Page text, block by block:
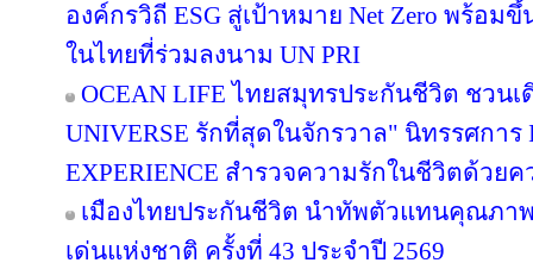
องค์กรวิถี ESG สู่เป้าหมาย Net Zero พร้อ
ในไทยที่ร่วมลงนาม UN PRI
OCEAN LIFE ไทยสมุทรประกันชีวิต ชวนเ
UNIVERSE รักที่สุดในจักรวาล" นิทรรศการ
EXPERIENCE สำรวจความรักในชีวิตด้วย
เมืองไทยประกันชีวิต นำทัพตัวแทนคุณภ
เด่นแห่งชาติ ครั้งที่ 43 ประจำปี 2569